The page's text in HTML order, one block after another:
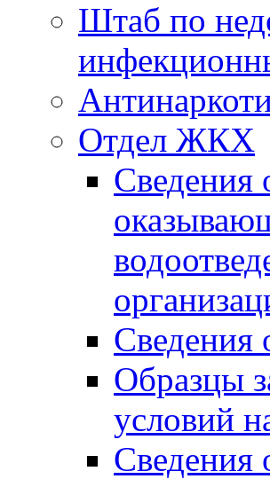
Штаб по
Отдел ЖКХ
Сведения
Сведения
Образцы
условий
Сведения